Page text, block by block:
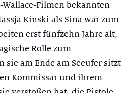
Filmen bekannten
Kinski als Sina war zum
erst fünfzehn Jahre alt,
Rolle zum
sie am Ende am Seeufer sitzt
Kommissar und ihrem